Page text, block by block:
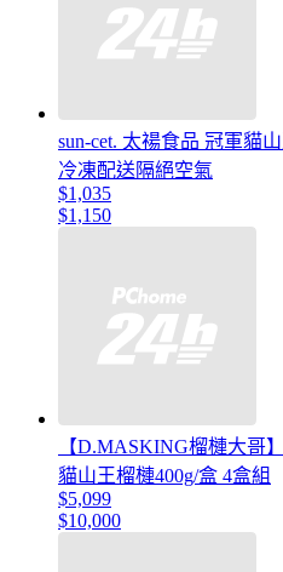
sun-cet. 太禓食品 冠軍貓
冷凍配送隔絕空氣
$1,035
$1,150
【D.MASKING榴槤大哥
貓山王榴槤400g/盒 4盒組
$5,099
$10,000